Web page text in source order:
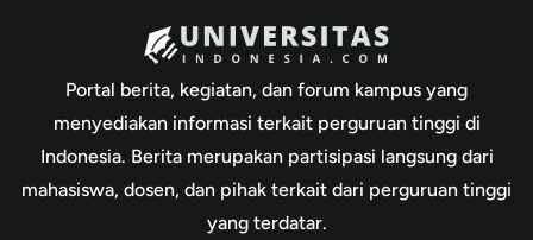
Portal berita, kegiatan, dan forum kampus yang
menyediakan informasi terkait perguruan tinggi di
Indonesia. Berita merupakan partisipasi langsung dari
mahasiswa, dosen, dan pihak terkait dari perguruan tinggi
yang terdatar.